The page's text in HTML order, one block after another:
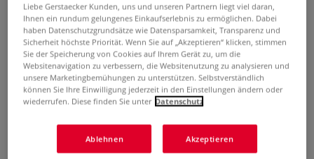
Kleine kreative Auszeit: Süße
Deko modellieren
Liebe Gerstaecker Kunden, uns und unseren Partnern liegt viel daran,
Ihnen ein rundum gelungenes Einkaufserlebnis zu ermöglichen. Dabei
haben Datenschutzgrundsätze wie Datensparsamkeit, Transparenz und
Sicherheit höchste Priorität. Wenn Sie auf „Akzeptieren“ klicken, stimmen
Sie der Speicherung von Cookies auf Ihrem Gerät zu, um die
Websitenavigation zu verbessern, die Websitenutzung zu analysieren und
unsere Marketingbemühungen zu unterstützen. Selbstverständlich
können Sie Ihre Einwilligung jederzeit in den Einstellungen ändern oder
wiederrufen. Diese finden Sie unter Datenschutz
Ablehnen Akzeptieren